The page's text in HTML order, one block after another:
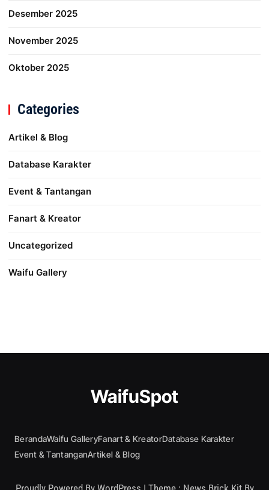
Desember 2025
November 2025
Oktober 2025
Categories
Artikel & Blog
Database Karakter
Event & Tantangan
Fanart & Kreator
Uncategorized
Waifu Gallery
WaifuSpot
BerandaWaifu GalleryFanart & KreatorDatabase Karakter
Event & TantanganArtikel & Blog